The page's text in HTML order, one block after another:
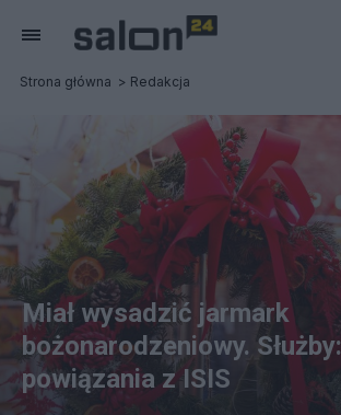
Strona główna Redakcja
Miał wysadzić jarmark
bożonarodzeniowy. Służby:
powiązania z ISIS